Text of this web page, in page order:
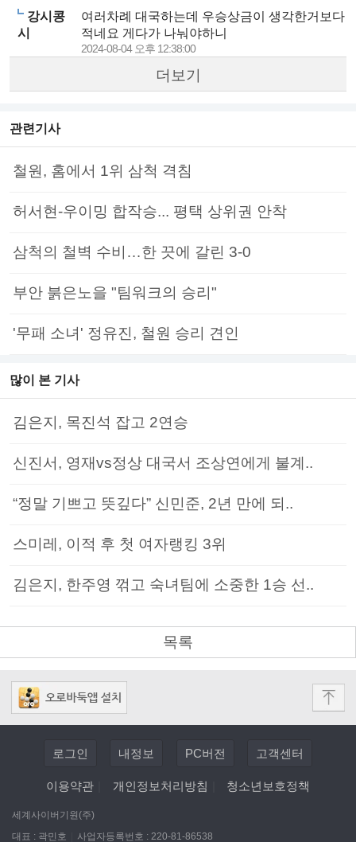
강시콩
시
여러차례 대국하는데 우승상금이 생각한거보다
적네요 게다가 나눠야하니
2024-08-04 오후 12:38:00
더보기
관련기사
철원, 홈에서 1위 삼척 격침
허서현-우이밍 합작승... 평택 상위권 안착
삼척의 철벽 수비…한 끗에 갈린 3-0
부안 붉은노을 "팀워크의 승리"
'무패 소녀' 정유진, 철원 승리 견인
많이 본 기사
김은지, 목진석 잡고 2연승
신진서, 영재vs정상 대국서 조상연에게 불계..
“정말 기쁘고 뜻깊다” 신민준, 2년 만에 되..
스미레, 이적 후 첫 여자랭킹 3위
김은지, 한주영 꺾고 숙녀팀에 소중한 1승 선..
목록
로그인 내정보 PC버전 고객센터
이용약관 개인정보처리방침 청소년보호정책
세계사이버기원(주)
대표 : 곽민호
사업자등록번호 : 220-81-86538